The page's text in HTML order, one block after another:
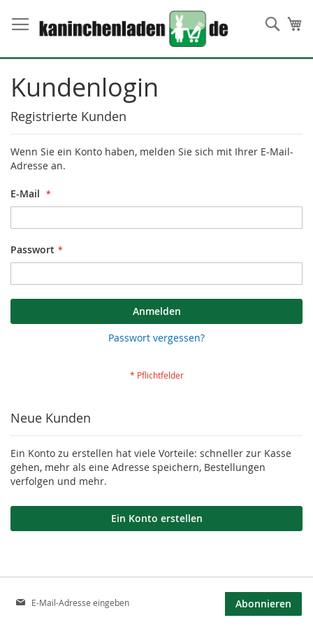
zum
Inhalt
Kundenlogin
Registrierte Kunden
Wenn Sie ein Konto haben, melden Sie sich mit Ihrer E-Mail-
Adresse an.
E-Mail
Passwort
Anmelden
Passwort vergessen?
Neue Kunden
Ein Konto zu erstellen hat viele Vorteile: schneller zur Kasse
gehen, mehr als eine Adresse speichern, Bestellungen
verfolgen und mehr.
Ein Konto erstellen
Anmeldung
Abonnieren